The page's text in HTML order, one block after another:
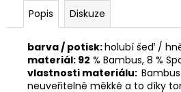
Popis Diskuze
barva / potisk:holubí šeď /
materiál: 92 % Bambus, 8 %
vlastnosti materiálu:
neuveřitelně měkké a to díky